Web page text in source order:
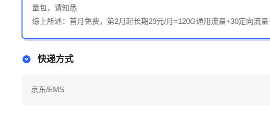
量包，请知悉
综上所述：首月免费，第2月起长期29元/月=120G通用流量+30定向流
快递方式
京东/EMS